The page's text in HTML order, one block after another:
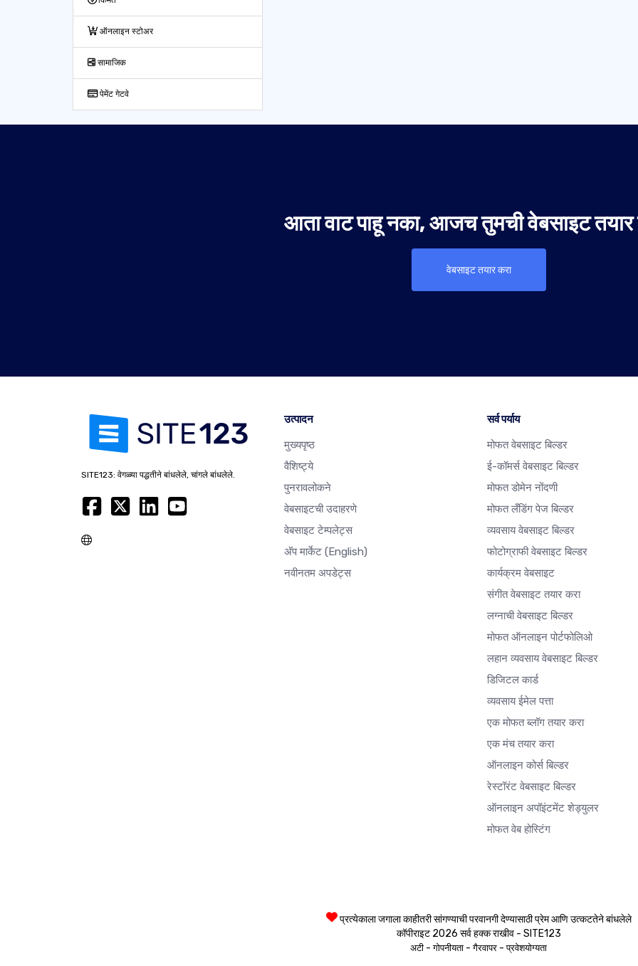
ऑनलाइन स्टोअर
सामाजिक
पेमेंट गेटवे
आता वाट पाहू नका, आजच तुमची वेबसाइट तयार
वेबसाइट तयार करा
SITE123: वेगळ्या पद्धतीने बांधलेले, चांगले बांधलेले.
उत्पादन
मुख्यपृष्ठ
वैशिष्ट्ये
पुनरावलोकने
वेबसाइटची उदाहरणे
वेबसाइट टेम्पलेट्स
अ‍ॅप मार्केट (English)
नवीनतम अपडेट्स
सर्व पर्याय
मोफत वेबसाइट बिल्डर
ई-कॉमर्स वेबसाइट बिल्डर
मोफत डोमेन नोंदणी
मोफत लँडिंग पेज बिल्डर
व्यवसाय वेबसाइट बिल्डर
फोटोग्राफी वेबसाइट बिल्डर
कार्यक्रम वेबसाइट
संगीत वेबसाइट तयार करा
लग्नाची वेबसाइट बिल्डर
मोफत ऑनलाइन पोर्टफोलिओ
लहान व्यवसाय वेबसाइट बिल्डर
डिजिटल कार्ड
व्यवसाय ईमेल पत्ता
एक मोफत ब्लॉग तयार करा
एक मंच तयार करा
ऑनलाइन कोर्स बिल्डर
रेस्टॉरंट वेबसाइट बिल्डर
ऑनलाइन अपॉइंटमेंट शेड्युलर
मोफत वेब होस्टिंग
प्रत्येकाला जगाला काहीतरी सांगण्याची परवानगी देण्यासाठी प्रेम आणि उत्कटतेने बांधलेले
कॉपीराइट 2026 सर्व हक्क राखीव - SITE123
अटी -गोपनीयता -गैरवापर -प्रवेशयोग्यता